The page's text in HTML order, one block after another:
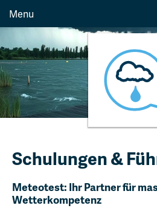
Schulungen &
Meteotest: Ihr Partner für
Wetterkompetenz
Menu